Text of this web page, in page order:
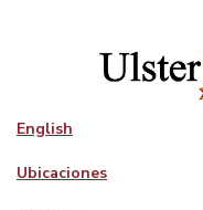
English
Ubicaciones